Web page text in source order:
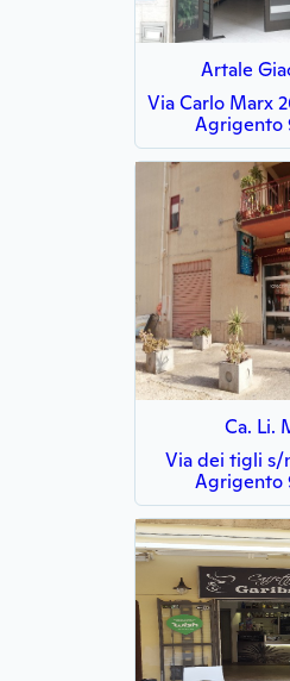
Artale
Via Carlo Marx
Agrigento
Ca. Li.
Via dei tigli s/
Agrigento